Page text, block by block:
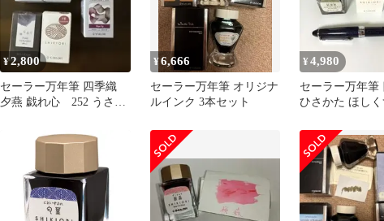
¥2,800
セーラー万年筆 四季織
夕燕 戯れ心 252 うさぎ
¥6,666
セーラー万年筆 オリジナ
ルインク 3本セット
¥4,980
セーラー万年筆
ひさかた ほしく